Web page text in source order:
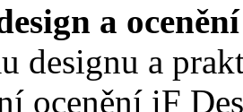
a
designu a
ocenění iF